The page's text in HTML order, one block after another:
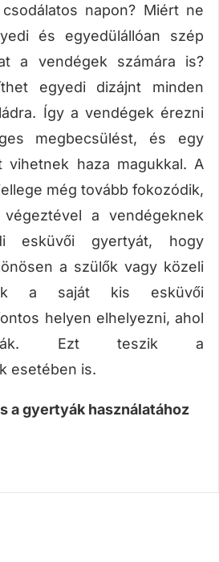
napon? Miért ne
és egyedülállóan szép
a vendégek számára is?
egyedi dizájnt minden
Így a vendégek érezni
megbecsülést, és egy
vihetnek haza magukkal. A
még tovább fokozódik,
a vendégeknek
esküvői gyertyát, hogy
a szülők vagy közeli
a saját kis esküvői
helyen elhelyezni, ahol
Ezt teszik a
esetében is.
a gyertyák használatához